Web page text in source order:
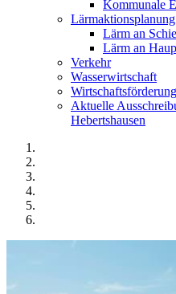
Kommunale
Lärmaktionsplanung
Lärm an
Lärm an
Verkehr
Wasserwirtschaft
Wirtschaftsförderung
Aktuelle
Hebertshausen